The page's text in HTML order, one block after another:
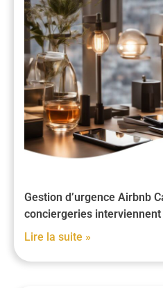
Gestion d’urgence Airbnb
conciergeries interviennent
Lire la suite »